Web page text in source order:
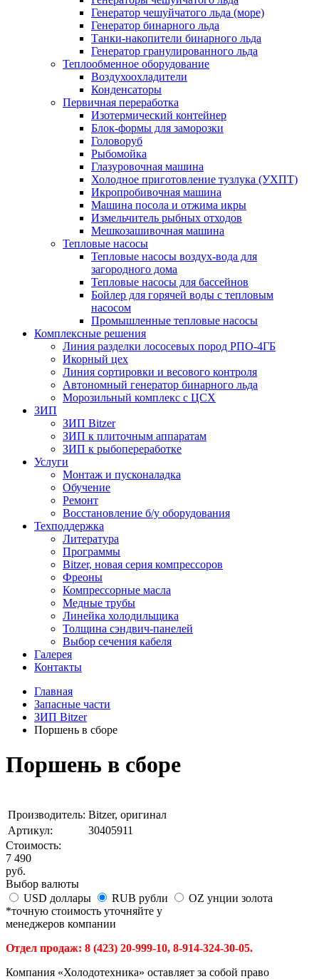
Генератор чешуйчатого льда (море)
Генератор бинарного льда
Танки-накопители бинарного льда
Генератор гранулированного льда
Теплообменное оборудование
Воздухоохладители
Конденсаторы
Первичная переработка
Изотермический контейнер
Блок-формы для заморозки
Головоруб
Рыбомойка
Глазуровочная машина
Холодное приготовление тузлука (УХПТ)
Икропробивочная машина
Машина посола и отжима икры
Измельчитель рыбных отходов
Мешкозашивочная машина
Тепловые насосы
Тепловые насосы воздух-вода для
загородного дома
Тепловые насосы для бассейнов
Бойлер для горячей воды с тепловым
насосом
Промышленные тепловые насосы
Комплексные решения
Линия разделки лососевых пород РПО-4ГБ
Икорный цех
Линия сортировки и весового контроля
Автономный генератор бинарного льда
Морозильный комплекс с ЦСХ
ЗИП
ЗИП Bitzer
ЗИП к плиточным аппаратам
ЗИП к рыбопереработке
Услуги
Монтаж и пусконаладка
Обучение
Ремонт
Восстановление б/у оборудования
Техподдержка
Литература
Программы
Bitzer, новая серия компрессоров
Фреоны
Компрессорные масла
Медные трубы
Линейка холодильщика
Толщина сэндвич-панелей
Выбор сечения кабеля
Галерея
Контакты
Главная
Запасные части
ЗИП Bitzer
Поршень в сборе
Поршень в сборе
Производитель: Bitzer, оригинал
Артикул:
30405911
Стоимость:
7 490
руб.
Выбор валюты
USD доллары RUB рубли OZ унции золота
*точную стоимость уточняйте у
менеджеров компании
Отдел продаж: 8 (423) 20-999-10, 8-914-324-30-05.
Компания «Холодотехника» оставляет за собой право